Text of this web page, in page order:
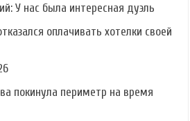
У нас была интересная дуэль
оплачивать хотелки своей
покинула периметр на время